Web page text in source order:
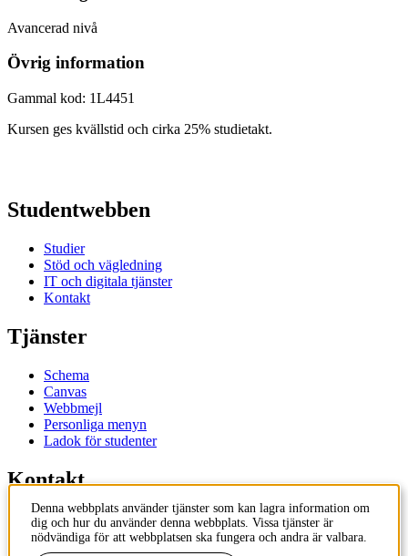
Avancerad nivå
Övrig information
Gammal kod: 1L4451
Kursen ges kvällstid och cirka 25% studietakt.
Studentwebben
Studier
Stöd och vägledning
IT och digitala tjänster
Kontakt
Tjänster
Schema
Canvas
Webbmejl
Personliga menyn
Ladok för studenter
Kontakt
Kontakta utbildningsprogram
Kontakta kurs
IT-support
Denna webbplats använder tjänster som kan lagra information om
dig och hur du använder denna webbplats. Vissa tjänster är
nödvändiga för att webbplatsen ska fungera och andra är valbara.